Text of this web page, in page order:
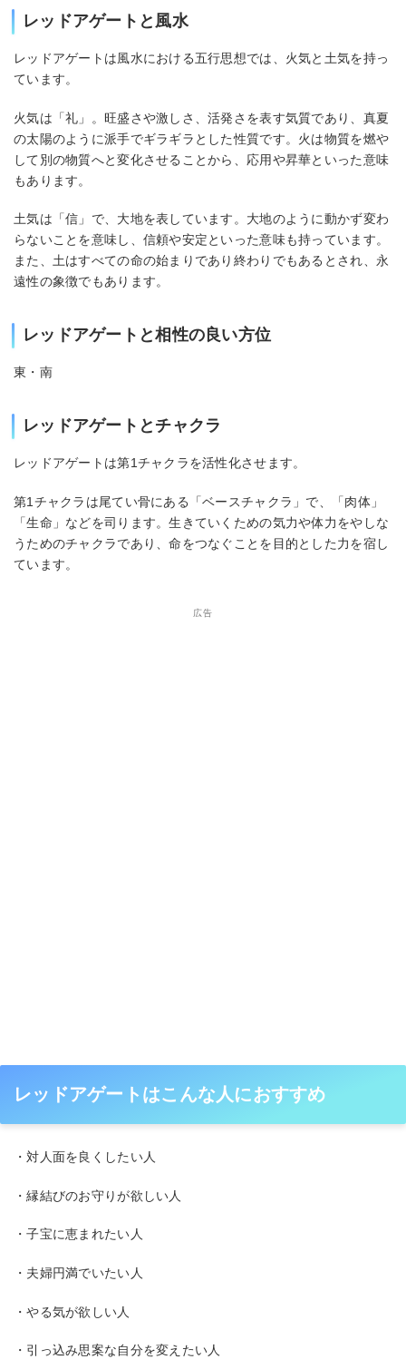
レッドアゲートと風水
レッドアゲートは風水における五行思想では、火気と土気を持っ
ています。
火気は「礼」。旺盛さや激しさ、活発さを表す気質であり、真夏
の太陽のように派手でギラギラとした性質です。火は物質を燃や
して別の物質へと変化させることから、応用や昇華といった意味
もあります。
土気は「信」で、大地を表しています。大地のように動かず変わ
らないことを意味し、信頼や安定といった意味も持っています。
また、土はすべての命の始まりであり終わりでもあるとされ、永
遠性の象徴でもあります。
レッドアゲートと相性の良い方位
東・南
レッドアゲートとチャクラ
レッドアゲートは第1チャクラを活性化させます。
第1チャクラは尾てい骨にある「ベースチャクラ」で、「肉体」
「生命」などを司ります。生きていくための気力や体力をやしな
うためのチャクラであり、命をつなぐことを目的とした力を宿し
ています。
広告
レッドアゲートはこんな人におすすめ
・対人面を良くしたい人
・縁結びのお守りが欲しい人
・子宝に恵まれたい人
・夫婦円満でいたい人
・やる気が欲しい人
・引っ込み思案な自分を変えたい人